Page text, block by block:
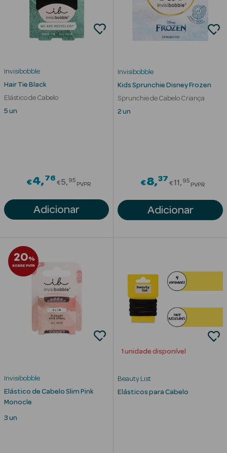
Ver Tudo
Solares
Solares Bebé e
Criança
Rosto e
Ver Tudo
Cosmética
Séruns Faciais
Invisibobble
Hair Tie Black
Elástico de Cabelo
5 un
€4 76Price reduced from
€5 95
PVPR
Adicionar
Invisibobble
Kids Sprunchie Disney Frozen
Sprunchie de Cabelo Criança
2 un
€8 37Price
€11 95
PVPR
Adicionar
20%
SOBRE PVPR
Invisibobble
Elástico de Cabelo Slim Pink
Monocle
3 un
1 unidade disponível
Beauty List
Elásticos para Cabelo